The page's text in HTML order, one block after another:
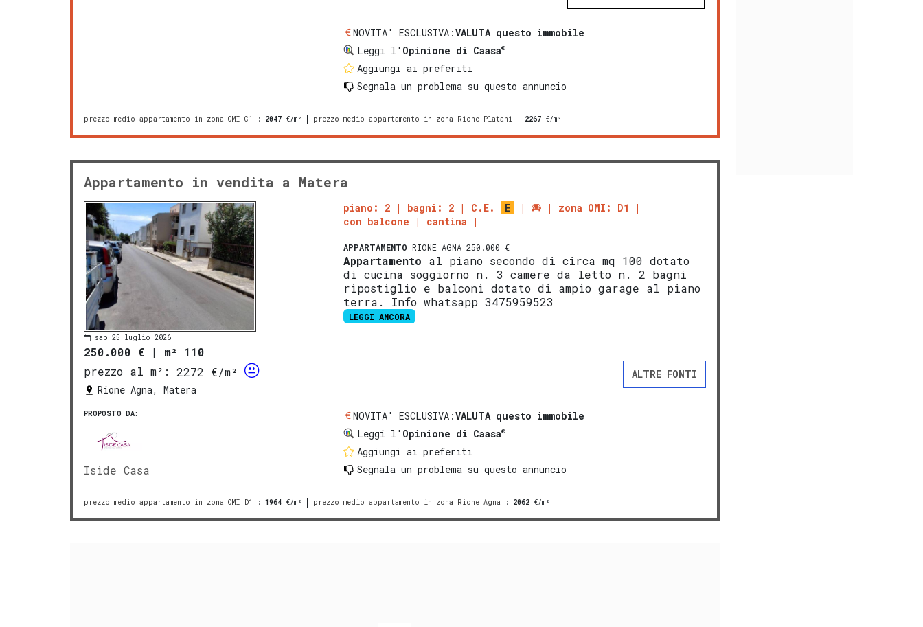
NOVITA' ESCLUSIVA:VALUTA questo immobile
Leggi l' Opinione di Caasa®
Aggiungi ai preferiti
Segnala un problema su questo annuncio
prezzo medio appartamento in zona OMI C1 : 2047 €/m² prezzo medio appartamento in zona Rione Platani : 2267 €/m²
Appartamento in vendita a Matera
sab 25 luglio 2026
250.000 € | m² 110
prezzo al m²:
2272 €/m²
Rione Agna, Matera
PROPOSTO DA:
Iside Casa
piano: 2 bagni: 2 C.E. E
zona OMI: D1
con balcone
cantina
APPARTAMENTO RIONE AGNA 250.000 €
Appartamento al piano secondo di circa mq 100 dotato
di cucina soggiorno n. 3 camere da letto n. 2 bagni
ripostiglio e balconi dotato di ampio garage al piano
terra. Info whatsapp 3475959523
LEGGI ANCORA
ALTRE FONTI
NOVITA' ESCLUSIVA:VALUTA questo immobile
Leggi l' Opinione di Caasa®
Aggiungi ai preferiti
Segnala un problema su questo annuncio
prezzo medio appartamento in zona OMI D1 : 1964 €/m² prezzo medio appartamento in zona Rione Agna : 2062 €/m²